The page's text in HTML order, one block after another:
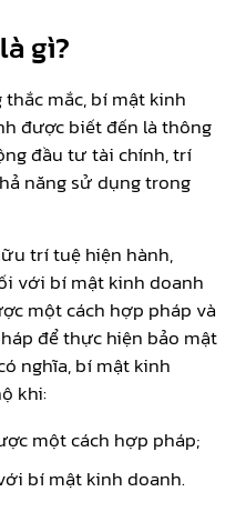
gì?
mắc, bí mật kinh
được biết đến là thông
đầu tư tài chính, trí
năng sử dụng trong
trí tuệ hiện hành,
với bí mật kinh doanh
một cách hợp pháp và
để thực hiện bảo mật
nghĩa, bí mật kinh
khi:
một cách hợp pháp;
bí mật kinh doanh.